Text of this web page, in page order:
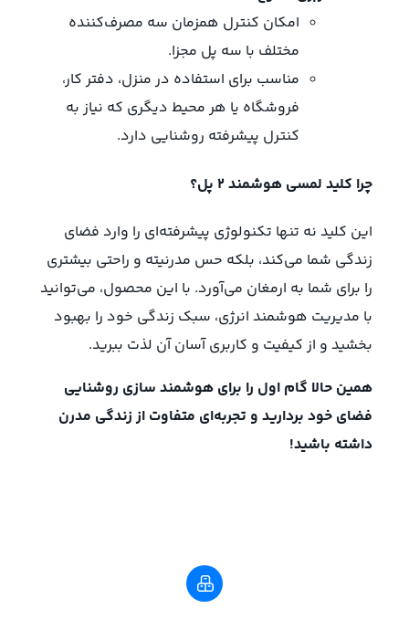
امکان کنترل همزمان سه مصرف‌کننده
مختلف با سه پل مجزا.
مناسب برای استفاده در منزل، دفتر کار،
فروشگاه یا هر محیط دیگری که نیاز به
کنترل پیشرفته روشنایی دارد.
چرا کلید لمسی هوشمند 2 پل؟
این کلید نه تنها تکنولوژی پیشرفته‌ای را وارد فضای
زندگی شما می‌کند، بلکه حس مدرنیته و راحتی بیشتری
را برای شما به ارمغان می‌آورد. با این محصول، می‌توانید
با مدیریت هوشمند انرژی، سبک زندگی خود را بهبود
بخشید و از کیفیت و کاربری آسان آن لذت ببرید.
همین حالا گام اول را برای هوشمند سازی روشنایی
فضای خود بردارید و تجربه‌ای متفاوت از زندگی مدرن
داشته باشید!